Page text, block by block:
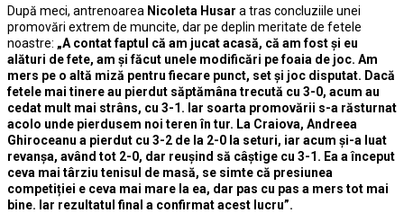
După meci, antrenoarea Nicoleta Husar a tras concluziile unei
promovări extrem de muncite, dar pe deplin meritate de fetele
noastre: „A contat faptul că am jucat acasă, că am fost și eu
alături de fete, am și făcut unele modificări pe foaia de joc. Am
mers pe o altă miză pentru fiecare punct, set și joc disputat. Dacă
fetele mai tinere au pierdut săptămâna trecută cu 3-0, acum au
cedat mult mai strâns, cu 3-1. Iar soarta promovării s-a răsturnat
acolo unde pierdusem noi teren în tur. La Craiova, Andreea
Ghiroceanu a pierdut cu 3-2 de la 2-0 la seturi, iar acum și-a luat
revanșa, având tot 2-0, dar reușind să câștige cu 3-1. Ea a început
ceva mai târziu tenisul de masă, se simte că presiunea
competiției e ceva mai mare la ea, dar pas cu pas a mers tot mai
bine. Iar rezultatul final a confirmat acest lucru”.